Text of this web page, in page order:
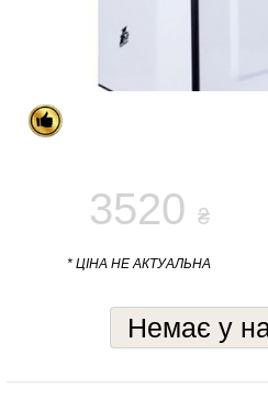
3520 ₴
* ЦІНА НЕ АКТУАЛЬНА
Немає у